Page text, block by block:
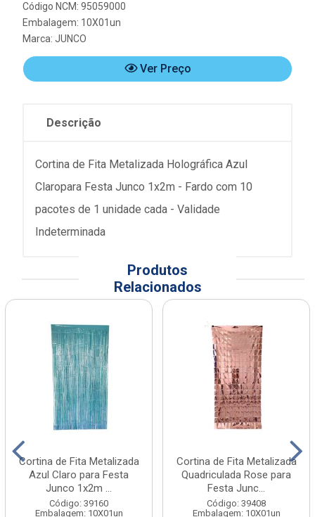
Código NCM: 95059000
Embalagem: 10X01un
Marca: JUNCO
Ver Preço
Descrição
Cortina de Fita Metalizada Holográfica Azul
Claropara Festa Junco 1x2m - Fardo com 10
pacotes de 1 unidade cada - Validade
Indeterminada
Produtos
Relacionados
Cortina de Fita Metalizada
Azul Claro para Festa
Junco 1x2m ...
Código: 39160
Embalagem: 10X01un
Cortina de Fita Metalizada
Quadriculada Rose para
Festa Junc...
Código: 39408
Embalagem: 10X01un